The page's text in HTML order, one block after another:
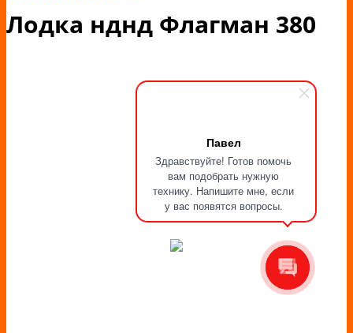
Павел
Здравствуйте! Готов помочь
вам подобрать нужную
технику. Напишите мне, если
у вас появятся вопросы.
Лодка нднд Флагман 380